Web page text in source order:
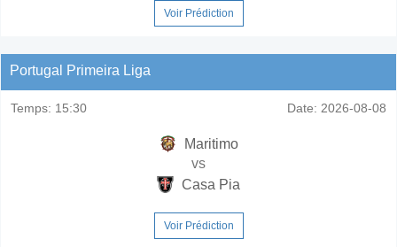
Voir Prédiction
Portugal Primeira Liga
Temps: 15:30 Date: 2026-08-08
Maritimo
vs
Casa Pia
Voir Prédiction